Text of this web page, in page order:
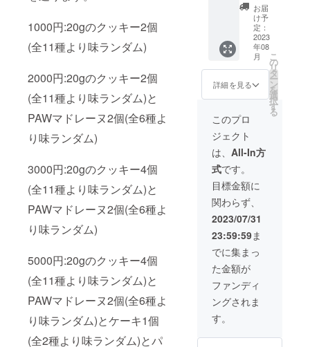
1000円:20gのクッキー2個
(全11種より味ランダム)
2000円:20gのクッキー2個
(全11種より味ランダム)と
PAWマドレーヌ2個(全6種よ
り味ランダム)
3000円:20gのクッキー4個
(全11種より味ランダム)と
PAWマドレーヌ2個(全6種よ
り味ランダム)
5000円:20gのクッキー4個
(全11種より味ランダム)と
PAWマドレーヌ2個(全6種よ
り味ランダム)とケーキ1個
(全2種より味ランダム)とパ
さい♪
・パン
ケーキ
サンド
+ささみ
ボーン
クール
便での
食品表
示はお
届け商
品のラ
ベルに
表記さ
れま
す。 商
品開封
前には
必ずお
届けの
リター
ンに貼
付され
たラベ
ルや注
意書き
さい。
ヌ全6種
・ケー
キ1個
(全2種
より味
ランダ
ム) 愛犬
のお名
前お入
れしま
す！ 備
考欄に
ご入力
くださ
い♪ ・
パン
ケーキ
サンド
+ささみ
ボーン
×2セッ
ト 原材
料の食
品表示
はお届
け商品
のラベ
ルに表
商品開
お届
け予
定：
2023
年08
月
詳細を見る
こ
の
リ
タ
ー
ン
を
選
択
す
る
このプロ
ジェクト
は、 All-In方
式です。
目標金額に
関わらず、
2023/07/31
23:59:59ま
でに集まっ
た金額が
ファンディ
ングされま
す。